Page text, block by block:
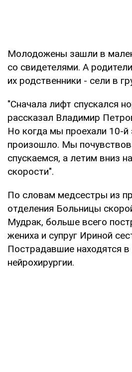
Молодожены зашли в
со свидетелями. А
их родственники - сели в
"Сначала лифт спускался
рассказал Владимир
Но когда мы проехали 10-й
произошло. Мы
спускаемся, а летим вниз
скорости".
По словам медсестры из
отделения Больницы
Мудрак, больше всего
жениха и супруг Ириной
Пострадавшие находятся в
нейрохирургии.